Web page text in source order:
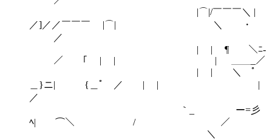
|⌒|/￣￣￣＼ |
／]／／￣￣￣ |⌒| ＼ ・
／
| | ¶￣￣＼ﾆ-
／￣￣｢ | | | ＿＿_／
| | ＼ ﾟ
＿}ニ| {＿ﾟ ／ | | |
／
｀_ ー=彡
ﾍ| ⌒＼ / ／
＼